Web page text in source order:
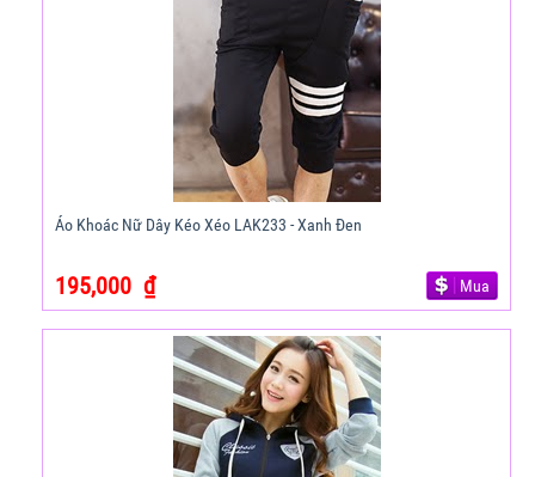
Áo Khoác Nữ Dây Kéo Xéo LAK233 - Xanh Đen
195,000 ₫ Mua